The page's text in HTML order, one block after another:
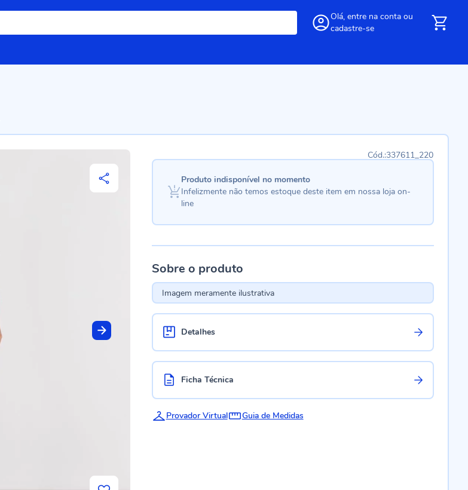
Olá, entre na conta ou
cadastre-se
337611_220
Produto indisponível no momento
Infelizmente não temos estoque deste item em nossa loja on-
line
Sobre o produto
Imagem meramente ilustrativa
Detalhes
Ficha Técnica
Provador Virtual Guia de Medidas